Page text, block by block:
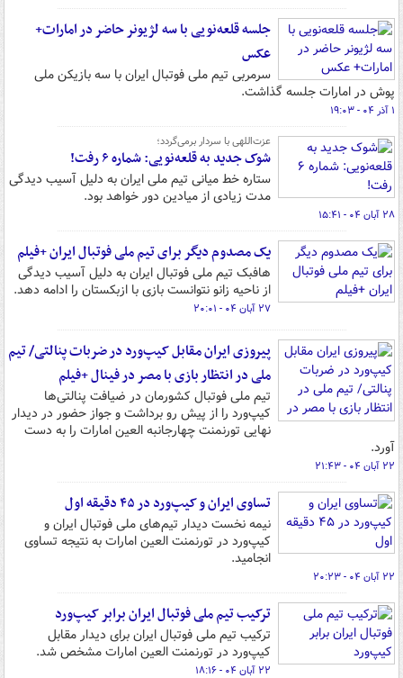
جلسه قلعه‌نویی با سه لژیونر حاضر در امارات+
عکس
سرمربی تیم ملی فوتبال ایران با سه بازیکن ملی
پوش در امارات جلسه گذاشت.
۱ آذر ۰۴ - ۱۹:۰۳
عزت‌اللهی با سردار برمی‌گردد؛
شوک جدید به قلعه‌نویی: شماره ۶ رفت!
ستاره خط میانی تیم ملی ایران به دلیل آسیب دیدگی
مدت زیادی از میادین دور خواهد بود.
۲۸ آبان ۰۴ - ۱۵:۴۱
یک مصدوم دیگر برای تیم ملی فوتبال ایران +فیلم
هافبک تیم ملی فوتبال ایران به دلیل آسیب دیدگی
از ناحیه زانو نتوانست بازی با ازبکستان را ادامه دهد.
۲۷ آبان ۰۴ - ۲۰:۰۱
پیروزی ایران مقابل کیپ‌ورد در ضربات پنالتی/ تیم
ملی در انتظار بازی با مصر در فینال +فیلم
تیم ملی فوتبال کشورمان در ضیافت پنالتی‌ها
کیپ‌ورد را از پیش رو برداشت و جواز حضور در دیدار
نهایی تورنمنت چهارجانبه العین امارات را به دست
آورد.
۲۲ آبان ۰۴ - ۲۱:۴۳
تساوی ایران و کیپ‌ورد در ۴۵ دقیقه اول
نیمه نخست دیدار تیم‌های ملی فوتبال ایران و
کیپ‌ورد در تورنمنت العین امارات به نتیجه تساوی
انجامید.
۲۲ آبان ۰۴ - ۲۰:۲۳
ترکیب تیم ملی فوتبال ایران برابر کیپ‌ورد
ترکیب تیم ملی فوتبال ایران برای دیدار مقابل
کیپ‌ورد در تورنمنت العین امارات مشخص شد.
۲۲ آبان ۰۴ - ۱۸:۱۶